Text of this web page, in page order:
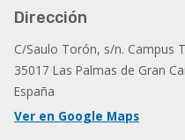
Dirección
C/Saulo Torón, s/n. Campus
35017 Las Palmas de Gran
España
Ver en Google Maps